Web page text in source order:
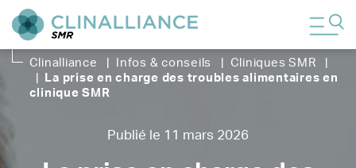
Clinalliance Infos & conseils Cliniques SMR
La prise en charge des troubles alimentaires en
clinique SMR
Publié le 11 mars 2026